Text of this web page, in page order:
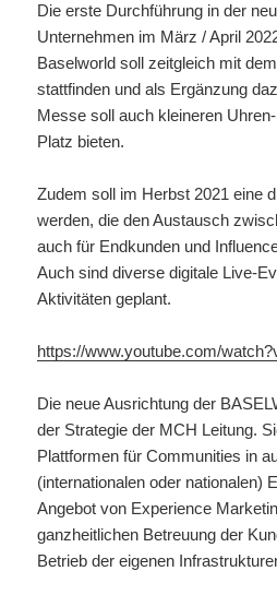
Die erste Durchführung in der
Unternehmen im März / April
Baselworld soll zeitgleich mit
stattfinden und als Ergänzung
Messe soll auch kleineren
Platz bieten.
Zudem soll im Herbst 2021 eine
werden, die den Austausch
auch für Endkunden und
Auch sind diverse digitale Live-
Aktivitäten geplant.
https://www.youtube.com/
Die neue Ausrichtung der
der Strategie der MCH Leitung.
Plattformen für Communities in
(internationalen oder nationalen)
Angebot von Experience
ganzheitlichen Betreuung der
Betrieb der eigenen